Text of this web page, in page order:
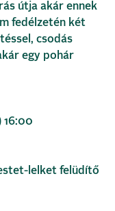
útja akár ennek
fedélzetén két
csodás
egy pohár
16:00
lelket felüdítő